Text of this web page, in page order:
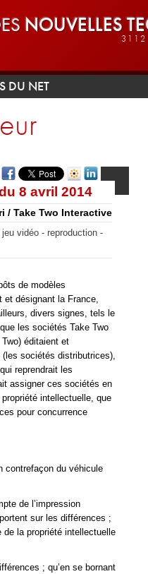
NOUVELLES
3112
DU NET
8 avril 2014
/ Take Two Interactive
vidéo - reproduction -
de modèles
et désignant la France,
divers signes, tels le
les sociétés Take Two
éditaient et
sociétés distributrices),
reprendrait les
assigner ces sociétés en
intellectuelle, que
pour concurrence
contrefaçon du véhicule
de l’impression
sur les différences ;
de la propriété intellectuelle
; qu’en se bornant